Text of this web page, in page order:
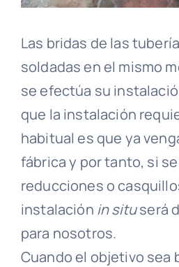
Las bridas de las
soldadas en el mismo
se efectúa su
que la instalación
habitual es que ya
fábrica y por tanto, si
reducciones o
instalación in situserá
para nosotros.
Cuando el objetivo sea